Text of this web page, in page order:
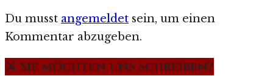
Du musst angemeldet sein, um einen
Kommentar abzugeben.
⚔️ Sie möchten uns schreiben?